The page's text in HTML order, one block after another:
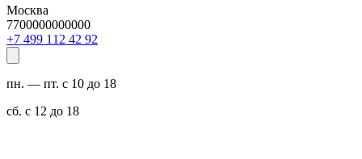
Москва
7700000000000
29 24 211 994 7+
пн. — пт. с 10 до 18
сб. с 12 до 18